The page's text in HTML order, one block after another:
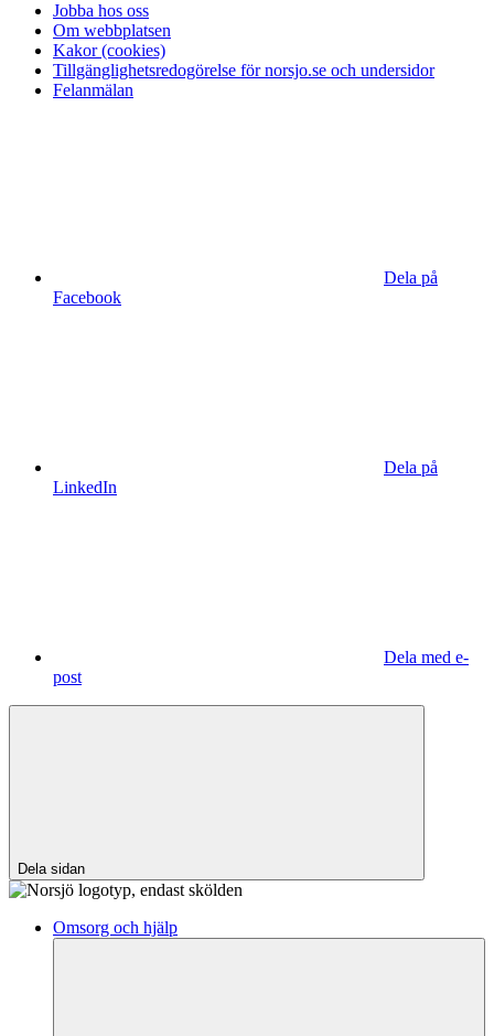
Jobba hos oss
Om webbplatsen
Kakor (cookies)
Tillgänglighetsredogörelse för norsjo.se och undersidor
Felanmälan
Dela på
Facebook
Dela på
LinkedIn
Dela med e-
post
Dela sidan
Omsorg och hjälp